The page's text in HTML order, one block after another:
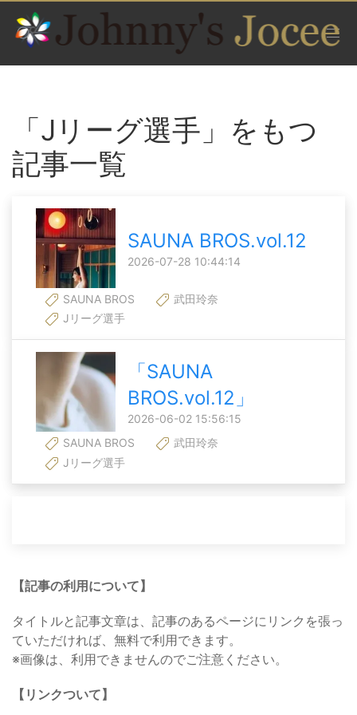
「Jリーグ選手」をもつ
記事一覧
SAUNA BROS.vol.12
2026-07-28 10:44:14
SAUNA BROS
武田玲奈
Jリーグ選手
「SAUNA
BROS.vol.12」
2026-06-02 15:56:15
SAUNA BROS
武田玲奈
Jリーグ選手
【記事の利用について】
タイトルと記事文章は、記事のあるページにリンクを張っ
ていただければ、無料で利用できます。
※画像は、利用できませんのでご注意ください。
【リンクついて】